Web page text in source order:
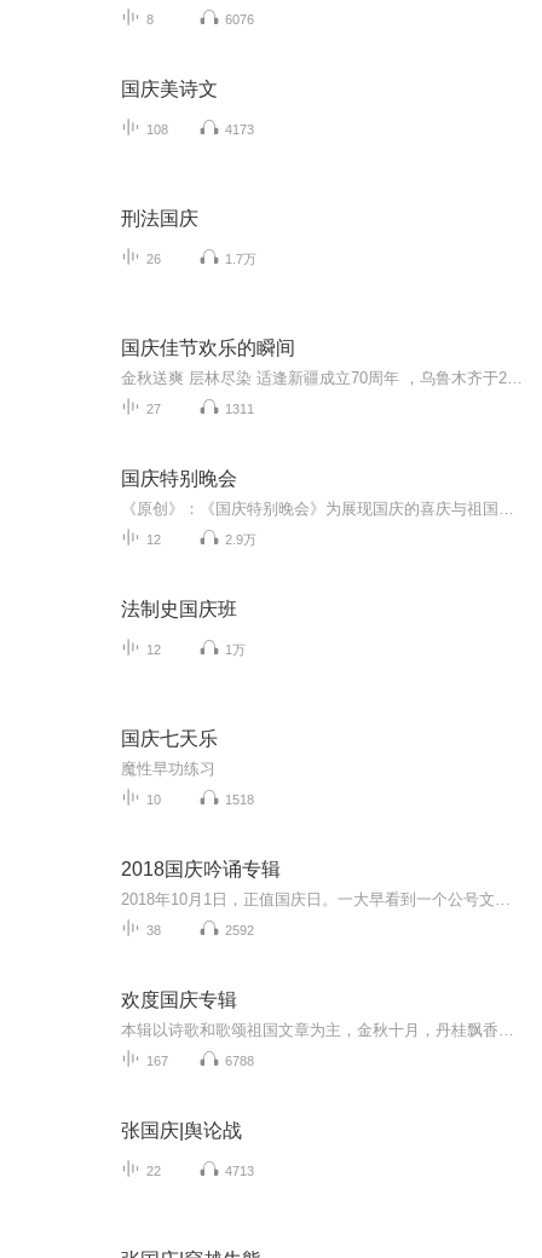
8 6076
国庆美诗文
108 4173
刑法国庆
26 1.7万
国庆佳节欢乐的瞬间
27 1311
国庆特别晚会
12 2.9万
法制史国庆班
12 1万
国庆七天乐
魔性早功练习
10 1518
2018国庆吟诵专辑
38 2592
欢度国庆专辑
167 6788
张国庆|舆论战
22 4713